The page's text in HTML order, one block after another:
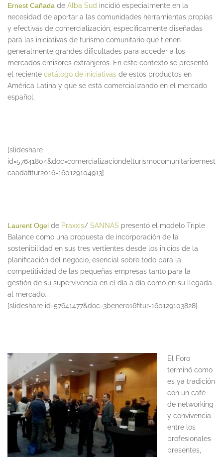
Ernest Cañada de Alba Sud incidió especialmente en la
necesidad de aportar a las comunidades herramientas propias
y efectivas de comercialización, específicamente diseñadas
para las iniciativas de turismo comunitario que tienen
generalmente grandes dificultades para acceder a los
mercados emisores extranjeros. En este contexto se presentó
el reciente catálogo de iniciativas de estos productos en
América Latina y que se está comercializando en el mercado
español.
[slideshare
id=57641804&doc=comercializaciondelturismocomunitarioernest
caadafitur2016-160129104913]
Laurent Ogel de Praxxis/ SANNAS presentó el modelo Triple
Balance como una propuesta de incorporación de la
sostenibilidad en sus tres vertientes desde los inicios de la
planificación del negocio, esencial sobre todo para la
competitividad de las pequeñas empresas tanto para la
gestión de su supervivencia en el día a día como en su llegada
al mercado.
[slideshare id=57641477&doc=3benero16fitur-160129103828]
El Foro
terminó como
es ya tradición
con un café
de networking
y convivencia
entre los
profesionales
presentes,